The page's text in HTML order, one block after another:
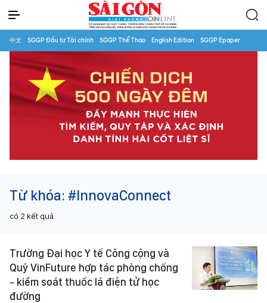
中文 SGGP Đầu tư Tài chính SGGP Thể Thao English Edition SGGP Epaper
Từ khóa: #InnovaConnect
có 2 kết quả
Trường Đại học Y tế Công cộng và
Quỹ VinFuture hợp tác phòng chống
- kiểm soát thuốc lá điện tử học
đường